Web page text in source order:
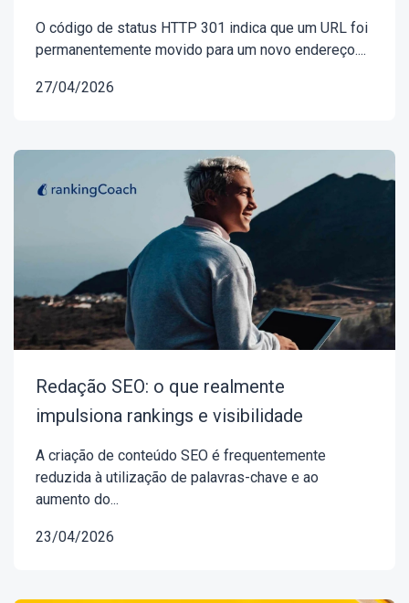
O código de status HTTP 301 indica que um URL foi
permanentemente movido para um novo endereço....
27/04/2026
Redação SEO: o que realmente
impulsiona rankings e visibilidade
A criação de conteúdo SEO é frequentemente
reduzida à utilização de palavras-chave e ao
aumento do...
23/04/2026